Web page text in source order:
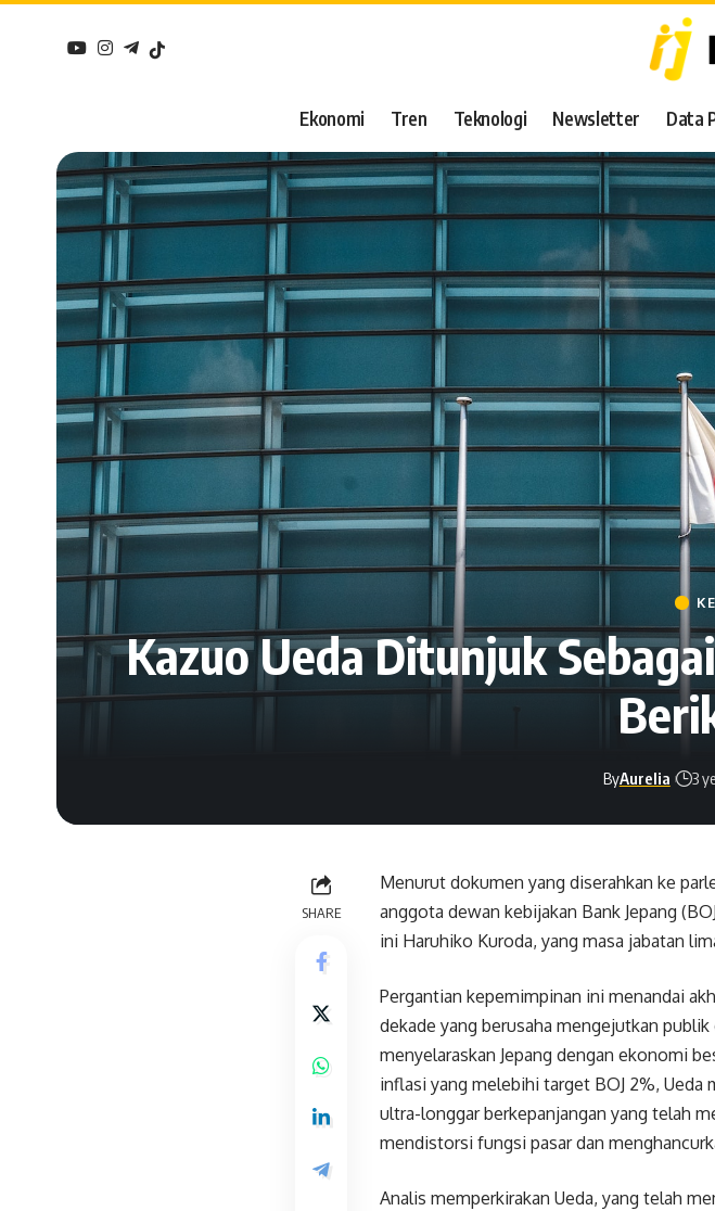
Ekonomi Tren Teknologi Newsletter Data
Kazuo Ueda Ditunjuk
ByAurelia 3
SHARE
Menurut dokumen yang diserahkan ke
anggota dewan kebijakan Bank Jepang
ini Haruhiko Kuroda, yang masa jabatan
Pergantian kepemimpinan ini menandai
dekade yang berusaha mengejutkan
menyelaraskan Jepang dengan ekonomi
inflasi yang melebihi target BOJ 2%,
ultra-longgar berkepanjangan yang telah
mendistorsi fungsi pasar dan
Analis memperkirakan Ueda, yang telah